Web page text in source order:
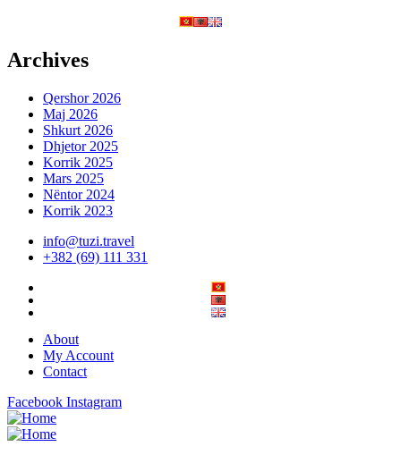
Archives
Qershor 2026
Maj 2026
Shkurt 2026
Dhjetor 2025
Korrik 2025
Mars 2025
Nëntor 2024
Korrik 2023
info@tuzi.travel
+382 (69) 111 331
About
My Account
Contact
Facebook Instagram